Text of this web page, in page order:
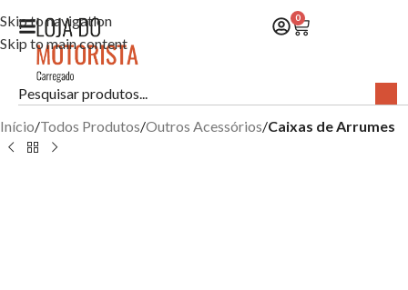
Skip to navigation
Skip to main content
0
Início Todos Produtos Outros Acessórios Caixas de Arrumes